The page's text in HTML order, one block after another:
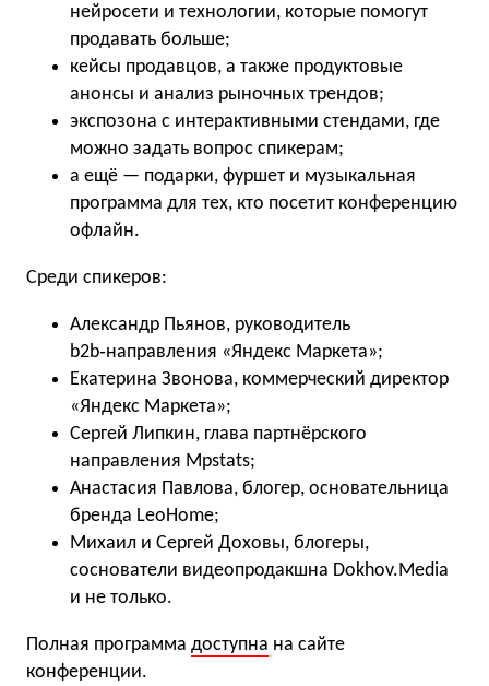
нейросети и технологии, которые помогут
продавать больше;
кейсы продавцов, а также продуктовые
анонсы и анализ рыночных трендов;
экспозона с интерактивными стендами, где
можно задать вопрос спикерам;
а ещё — подарки, фуршет и музыкальная
программа для тех, кто посетит конференцию
офлайн.
Среди спикеров:
Александр Пьянов, руководитель
b2b‑направления «Яндекс Маркета»;
Екатерина Звонова, коммерческий директор
«Яндекс Маркета»;
Сергей Липкин, глава партнёрского
направления Mpstats;
Анастасия Павлова, блогер, основательница
бренда LeoHome;
Михаил и Сергей Доховы, блогеры,
соснователи видеопродакшна Dokhov.Media
и не только.
Полная программа доступна на сайте
конференции.